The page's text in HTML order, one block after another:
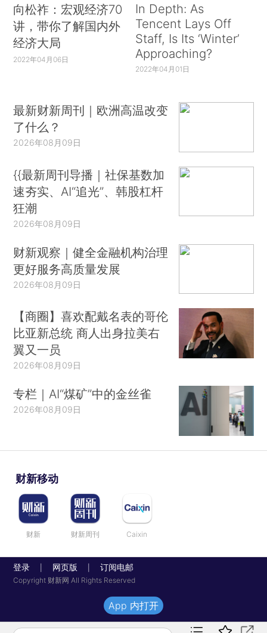
向松祚：宏观经济70
讲，带你了解国内外
经济大局
2022年04月06日
In Depth: As
Tencent Lays Off
Staff, Is Its ‘Winter’
Approaching?
2022年04月01日
最新财新周刊｜欧洲高温改变
了什么？
2026年08月09日
{{最新周刊导播｜社保基数加
速夯实、AI“追光”、韩股杠杆
狂潮
2026年08月09日
财新观察｜健全金融机构治理
更好服务高质量发展
2026年08月09日
【商圈】喜欢配戴名表的哥伦
比亚新总统 商人出身拉美右
翼又一员
2026年08月09日
专栏｜AI“煤矿”中的金丝雀
2026年08月09日
财新移动
财新 财新周刊 Caixin
登录 网页版 订阅电邮
Copyright 财新网 All Rights Reserved
App 内打开